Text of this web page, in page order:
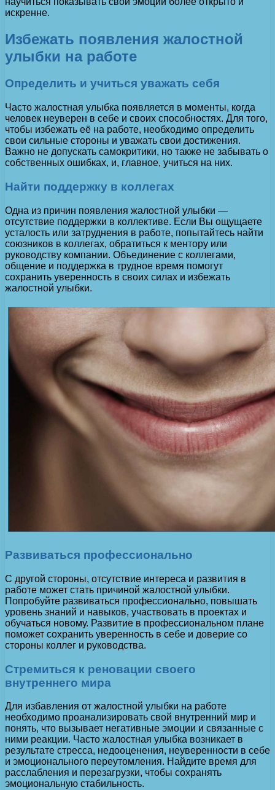
искренне.
Избежать появления жалостной
улыбки на работе
Определить и учиться уважать себя
Часто жалостная улыбка появляется в моменты, когда
человек неуверен в себе и своих способностях. Для того,
чтобы избежать её на работе, необходимо определить
свои сильные стороны и уважать свои достижения.
Важно не допускать самокритики, но также не забывать о
собственных ошибках, и, главное, учиться на них.
Найти поддержку в коллегах
Одна из причин появления жалостной улыбки —
отсутствие поддержки в коллективе. Если Вы ощущаете
усталость или затруднения в работе, попытайтесь найти
союзников в коллегах, обратиться к ментору или
руководству компании. Объединение с коллегами,
общение и поддержка в трудное время помогут
сохранить уверенность в своих силах и избежать
жалостной улыбки.
Развиваться профессионально
С другой стороны, отсутствие интереса и развития в
работе может стать причиной жалостной улыбки.
Попробуйте развиваться профессионально, повышать
уровень знаний и навыков, участвовать в проектах и
обучаться новому. Развитие в профессиональном плане
поможет сохранить уверенность в себе и доверие со
стороны коллег и руководства.
Стремиться к реновации своего
внутреннего мира
Для избавления от жалостной улыбки на работе
необходимо проанализировать свой внутренний мир и
понять, что вызывает негативные эмоции и связанные с
ними реакции. Часто жалостная улыбка возникает в
результате стресса, недооценения, неуверенности в себе
и эмоционального переутомления. Найдите время для
расслабления и перезагрузки, чтобы сохранять
эмоциональную стабильность.